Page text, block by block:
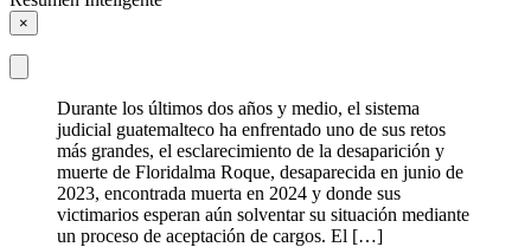
×
Durante los últimos dos años y medio, el sistema
judicial guatemalteco ha enfrentado uno de sus retos
más grandes, el esclarecimiento de la desaparición y
muerte de Floridalma Roque, desaparecida en junio de
2023, encontrada muerta en 2024 y donde sus
victimarios esperan aún solventar su situación mediante
un proceso de aceptación de cargos. El […]